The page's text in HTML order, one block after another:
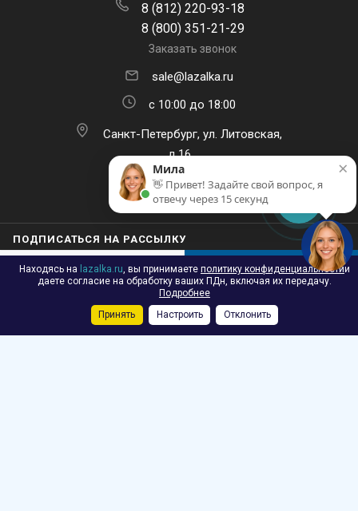
В КОРЗИНУ
8 (812) 220-93-18
8 (800) 351-21-29
Заказать звонок
sale@lazalka.ru
с 10:00 до 18:00
Санкт-Петербург, ул. Литовская,
д.16
ПОДПИСАТЬСЯ НА РАССЫЛКУ
2026 © Лазалка - интернет-магазин детских спортивных товаров в
Находясь на lazalka.ru, вы принимаете политику конфиденциальностии
даете согласие на обработку ваших ПДн, включая их передачу.
Подробнее
Принять
Настроить Отклонить
×
Мила
👋 Привет! Задайте свой вопрос, я
отвечу через 15 секунд
Акции Корзина Контакты Сравнение